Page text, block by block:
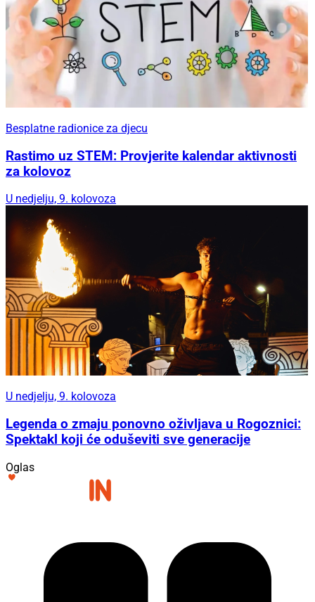
Besplatne radionice za djecu
Rastimo uz STEM: Provjerite kalendar aktivnosti
za kolovoz
U nedjelju, 9. kolovoza
U nedjelju, 9. kolovoza
Legenda o zmaju ponovno oživljava u Rogoznici:
Spektakl koji će oduševiti sve generacije
Oglas